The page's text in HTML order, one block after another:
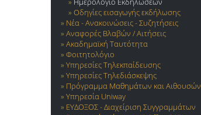
Οδηγίες εισαγωγής εκδήλωσης
Νέα - Ανακοινώσεις - Συζητήσεις
Αναφορές Βλαβών / Αιτήσεις
Ακαδημαϊκή Ταυτότητα
Φοιτητολόγιο
Υπηρεσίες Τηλεκπαίδευσης
Υπηρεσίες Τηλεδιάσκεψης
Πρόγραμμα Μαθημάτων και Αιθουσών
Υπηρεσία Uniway
ΕΥΔΟΞΟΣ - Διαχείριση Συγγραμμάτων